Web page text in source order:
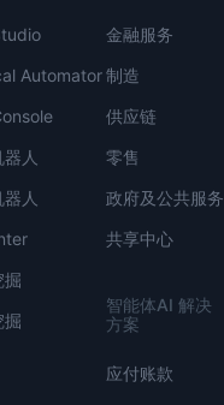
Automator
人
人
掘
掘
金融服务
制造
供应链
零售
政府及公共服务
共享中心
智能体AI 解决
方案
应付账款